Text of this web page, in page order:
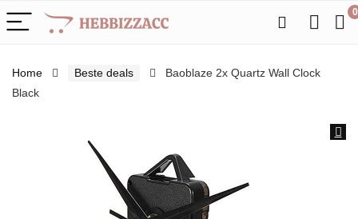
0
Home Beste deals
Baoblaze 2x Quartz Wall Clock
Black